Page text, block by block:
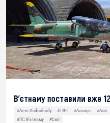
В’єтнаму поставили вже
#Aero Vodochody #L-39 #Авіація #Азія
#ПС В'єтнаму
#Світ